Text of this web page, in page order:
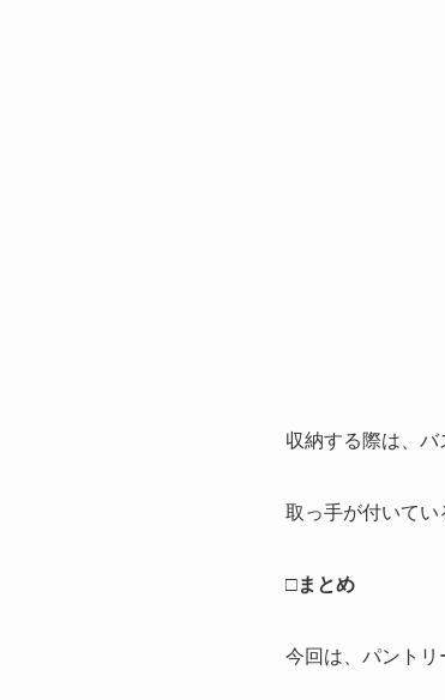
収納する際は、バ
取っ手が付いてい
□まとめ
今回は、パントリ